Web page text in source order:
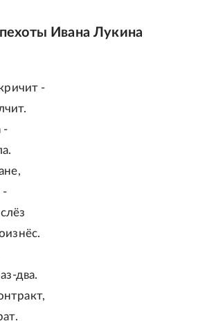
Ивана Лукина
-
-
-
два.